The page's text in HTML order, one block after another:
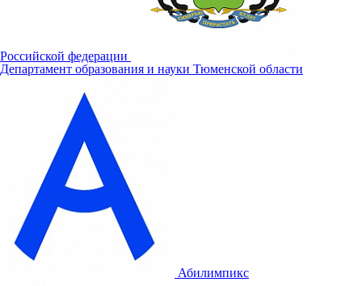
Российской федерации
Департамент образования и науки Тюменской области
Абилимпикс